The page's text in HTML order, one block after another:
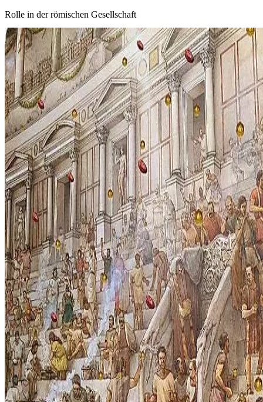
Rolle in der römischen Gesellschaft